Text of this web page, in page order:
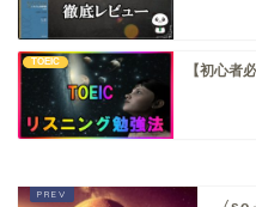
TOEIC
【初心者